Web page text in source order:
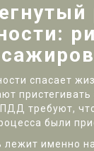
спасает
требуют,
были
лежит именно